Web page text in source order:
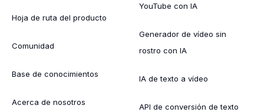
Hoja de ruta del producto
Comunidad
Base de conocimientos
Acerca de nosotros
YouTube con IA
Generador de vídeo sin
rostro con IA
IA de texto a vídeo
API de conversión de texto